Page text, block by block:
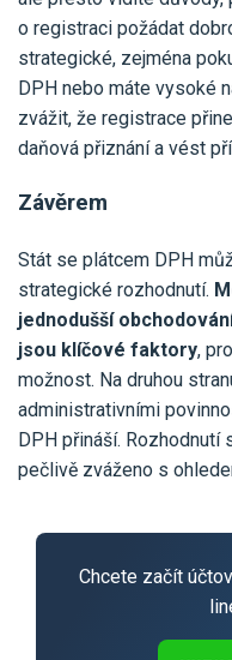
o registraci požádat
strategické, zejména
DPH nebo máte vysoké
zvážit, že registrace
daňová přiznání a vést
Závěrem
Stát se plátcem DPH
strategické rozhodnutí.
jednodušší
jsou klíčové faktory,
možnost. Na druhou
administrativními
DPH přináší.
pečlivě zváženo s
Chcete začít